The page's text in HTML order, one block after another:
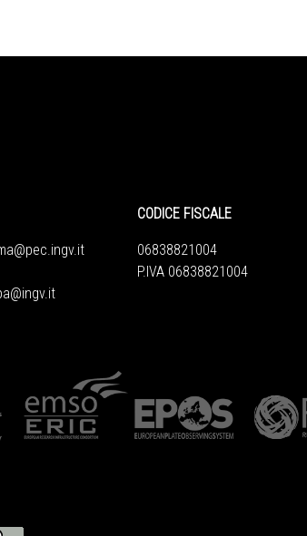
CODICE FISCALE
06838821004
P.IVA 06838821004